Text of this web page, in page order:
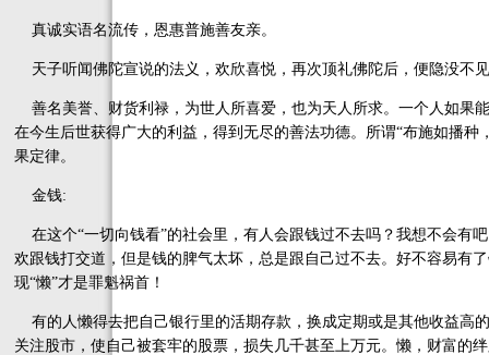
真诚实语名流传，恩惠普施善友亲。
天子听闻佛陀宣说的法义，欢欣喜悦，再次顶礼佛陀后，便隐没不
善名美誉、财货利禄，为世人所喜爱，也为天人所求。一个人如果
在今生后世获得广大的利益，得到无尽的善法功德。所谓“布施如播
果定律。
金钱:
在这个“一切向钱看”的社会里，有人会跟钱过不去吗？我想不会有
欢跟钱打交道，但是钱的脾气太坏，总是跟自己过不去。好不容易有
现“懒”才是罪魁祸首！
有的人懒得去把自己银行里的活期存款，换成定期或是其他收益高
关注股市，使自己被套牢的股票，损失几千甚至上万元。懒，财富的